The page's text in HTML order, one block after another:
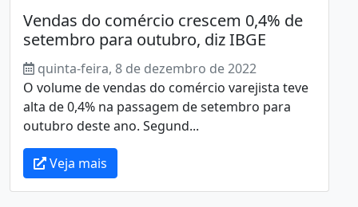
Vendas do comércio crescem 0,4% de
setembro para outubro, diz IBGE
quinta-feira, 8 de dezembro de 2022
O volume de vendas do comércio varejista teve
alta de 0,4% na passagem de setembro para
outubro deste ano. Segund...
Veja mais